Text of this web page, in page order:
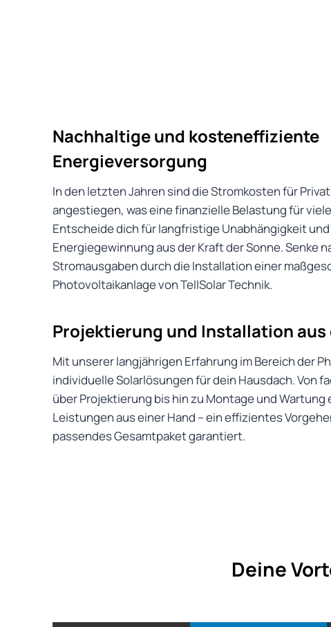
Nachhaltige und kosteneffiziente
Energieversorgung
In den letzten Jahren sind die Stromkosten für
angestiegen, was eine finanzielle Belastung für
Entscheide dich für langfristige Unabhängigkeit
Energiegewinnung aus der Kraft der Sonne. Senke
Stromausgaben durch die Installation einer
Photovoltaikanlage von TellSolar Technik.
Projektierung und Installation aus
Mit unserer langjährigen Erfahrung im Bereich der
individuelle Solarlösungen für dein Hausdach. Von
über Projektierung bis hin zu Montage und
Leistungen aus einer Hand – ein effizientes
passendes Gesamtpaket garantiert.
Deine